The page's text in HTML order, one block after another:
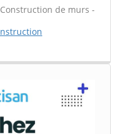
de murs -